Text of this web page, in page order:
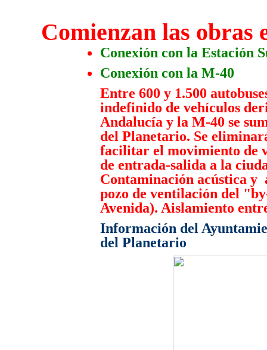
Comienzan las obras
Conexión con la Estación
Conexión con la M-40
Entre 600 y 1.500
indefinido de vehículos
Andalucía y la M-40 se
del Planetario. Se
facilitar el movimiento de
de entrada-salida a la
Contaminación acústica y
pozo de ventilación del
Avenida). Aislamiento
Información del
del Planetario